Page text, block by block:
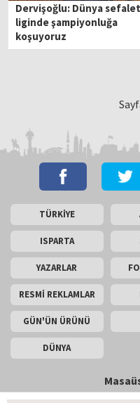
Dervişoğlu: Dünya sefalet
liginde şampiyonluğa
koşuyoruz
TÜRKİYE
ISPARTA
YAZARLAR
RESMİ REKLAMLAR
GÜN'ÜN ÜRÜNÜ
DÜNYA